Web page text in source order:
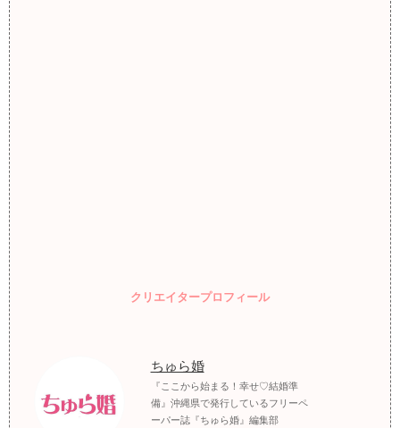
クリエイタープロフィール
ちゅら婚
『ここから始まる！幸せ♡結婚準
備』沖縄県で発行しているフリーペ
ーパー誌『ちゅら婚』編集部